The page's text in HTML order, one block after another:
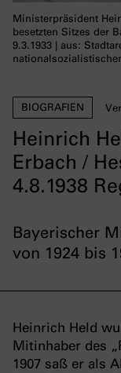
Heinrich
Erbach /
4.8.1938
BIOGRAFIEN
Bayerischer
von 1924 bis
Ministerpräsident
besetzten Sitzes der
9.3.1933 | aus:
Heinrich Held
Mitinhaber des
1907 saß er als